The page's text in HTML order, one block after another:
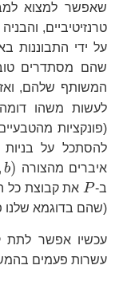
שאפשר למצוא
טרנזיטיביים,
על ידי התבוננות
שהם מסתדרים
המשותף שלהם,
לעשות משהו
(פונקציות
להסתכל על
איברים מהצורה
b)
b\in\left\{
0,1\right\}
ב-P את קבוצת כל
(שהם בדוגמא שלנו
p,q
עכשיו אפשר לתת
עשרות פעמים